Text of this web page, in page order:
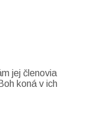
jej členovia
koná v ich